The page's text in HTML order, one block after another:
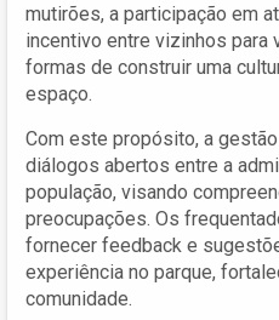
mutirões, a participação em
incentivo entre vizinhos para
formas de construir uma
espaço.
Com este propósito, a
diálogos abertos entre a
população, visando
preocupações. Os
fornecer feedback e
experiência no parque,
comunidade.